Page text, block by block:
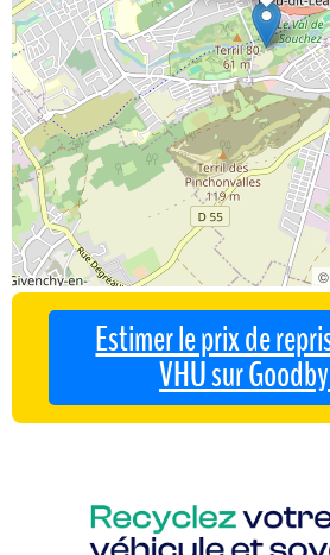
©
Estimer le prix de
VHU sur